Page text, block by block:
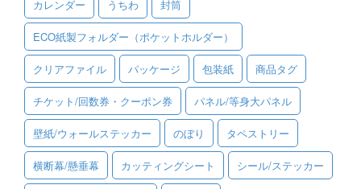
ご利用の流れ
ご注文方法について
キャンセルについて
FAQ（よくあるご質問）
資料をダウンロード
ご利用規約
カレンダー うちわ 封筒
ECO紙製フォルダー（ポケットホルダー）
クリアファイル パッケージ 包装紙 商品タグ
チケット/回数券・クーポン券 パネル/等身大パネル
壁紙/ウォールステッカー のぼり タペストリー
横断幕/懸垂幕 カッティングシート シール/ステッカー